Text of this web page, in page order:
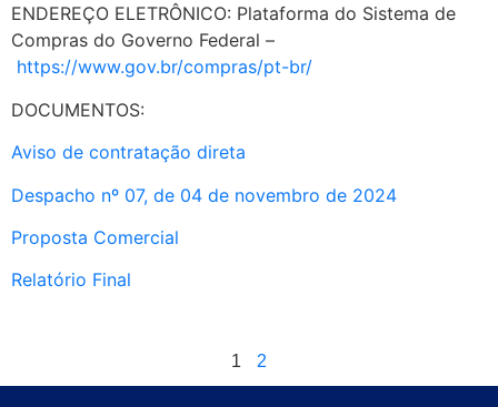
ENDEREÇO ELETRÔNICO: Plataforma do Sistema de
Compras do Governo Federal –
https://www.gov.br/compras/pt-br/
DOCUMENTOS:
Aviso de contratação direta
Despacho nº 07, de 04 de novembro de 2024
Proposta Comercial
Relatório Final
1 2